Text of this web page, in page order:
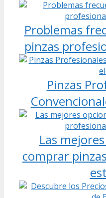
Problemas
pinzas
Pinzas
Las
comprar